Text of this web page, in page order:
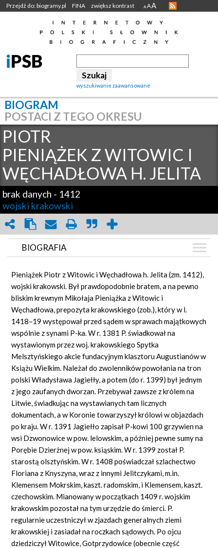
Przejdź do: biogramy.pl FINA zwiększ kontrast A AA
wyszukiwanie zaawansowane
BIOGRAM
POSTACI Z TEGO OKRESU
PIOTR
PIENIĄŻEK Z WITOWIC I
WĘCHADŁOWA H. JELITA
brak danych - 1412
wojski krakowski
BIOGRAFIA
GRAF POWIĄZAŃ
DYSKUSJA
Pieniążek Piotr z Witowic i Węchadłowa h. Jelita (zm. 1412),
wojski krakowski. Był prawdopodobnie bratem, a na pewno
bliskim krewnym Mikołaja Pieniążka z Witowic i
Węchadłowa, prepozyta krakowskiego (zob.), który w l.
1418–19 występował przed sądem w sprawach majątkowych
wspólnie z synami P-ka. W r. 1381 P. świadkował na
wystawionym przez woj. krakowskiego Spytka
Melsztyńskiego akcie fundacyjnym klasztoru Augustianów w
Książu Wielkim. Należał do zwolenników powołania na tron
polski Władysława Jagiełły, a potem (do r. 1399) był jednym
z jego zaufanych dworzan. Przebywał zawsze z królem na
Litwie, świadkując na wystawianych tam licznych
dokumentach, a w Koronie towarzyszył królowi w objazdach
po kraju. W r. 1391 Jagiełło zapisał P-kowi 100 grzywien na
wsi Dzwonowice w pow. lelowskim, a później pewne sumy na
Porębie Dzierżnej w pow. ksiąskim. W r. 1399 został P.
starostą olsztyńskim. W r. 1408 poświadczał szlachectwo
Floriana z Knyszyna, wraz z innymi Jelitczykami, m.in.
Klemensem Mokrskim, kaszt. radomskim, i Klemensem, kaszt.
czechowskim. Mianowany w początkach 1409 r. wojskim
krakowskim pozostał na tym urzędzie do śmierci. P.
regularnie uczestniczył w zjazdach generalnych ziemi
krakowskiej i zasiadał na roczkach sądowych. Po ojcu
dziedziczył Witowice, Gotprzydowice (obecnie część